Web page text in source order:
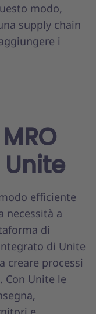
modo,
supply chain
i
efficiente
necessità a
di
di Unite
creare processi
Unite le